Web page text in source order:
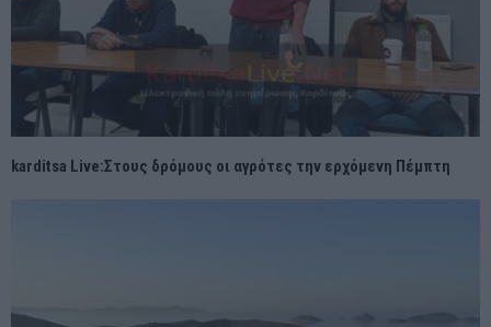
karditsa Live:Στους δρόμους οι αγρότες την ερχόμενη Πέμπτη